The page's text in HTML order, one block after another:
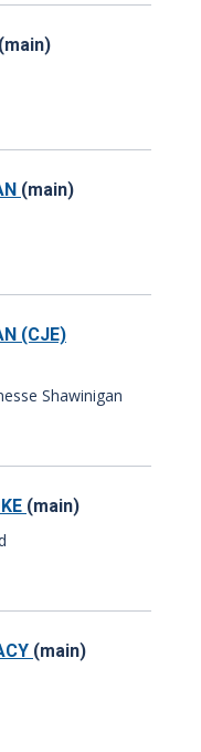
(main)
(main)
(CJE)
Shawinigan
(main)
(main)